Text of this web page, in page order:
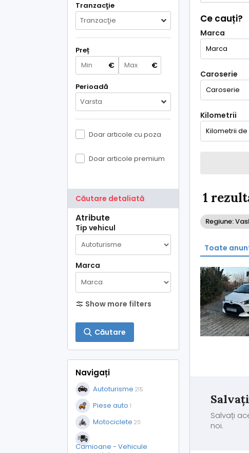
Tranzacţie
Tranzacţie
Preț
€ €
Perioadă
Varsta
Doar articole cu poza
Doar articole premium
Căutare detaliată
Atribute
Tip vehicul
Marca
Show more filters
Căutare
Navigați
Autoturisme 215
Piese auto 1
Motociclete 20
Camioane - Vehicule
Ce cauți?
Marca
Caroserie
Kilometrii
1
Regiune:
Toate
Salvați
noi.